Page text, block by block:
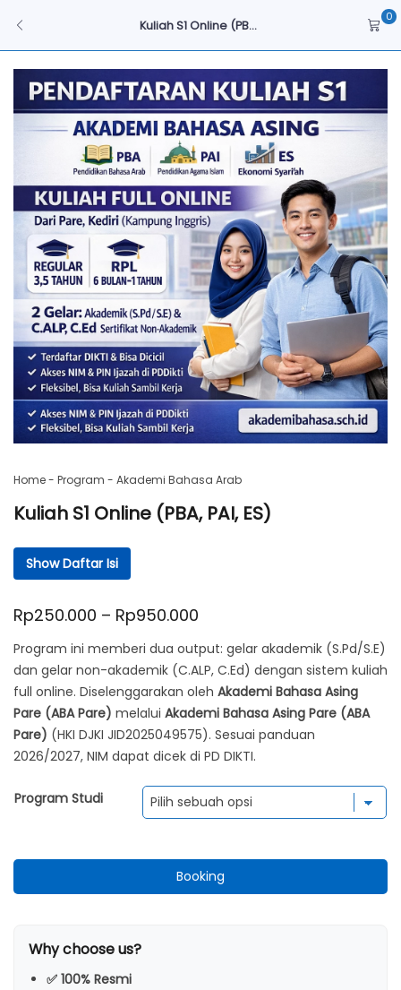
Kuliah S1 Online (PB...
0
Home- Program - Akademi Bahasa Arab
Kuliah S1 Online (PBA, PAI, ES)
Show Daftar Isi
Ringkasan Cepat Kuliah S1 Online & Jalur RPL
Mengapa Memilih Kuliah S1 di Ekosistem Kampung Inggris
Pare?
Apa Itu Program Sarjana (S1) Online di Akademi Bahasa
Asing Pare (ABA Pare)?
Pilihan Program Studi Kuliah S1 Online
Pembelajaran Lampau)
1) Jalur Regular (±3,5 Tahun)
Keistimewaan Program: Output Gelar + Sertifikat
Kompetensi
Khusus RPL
Syarat Wajib (Semua Peserta)
Rp250.000 – Rp950.000
harga:
Rp250.000
hingga
Rp950.000
Program ini memberi dua output: gelar akademik (S.Pd/S.E)
dan gelar non-akademik (C.ALP, C.Ed) dengan sistem kuliah
full online. Diselenggarakan oleh Akademi Bahasa Asing
Pare (ABA Pare) melalui Akademi Bahasa Asing Pare (ABA
Pare) (HKI DJKI JID2025049575). Sesuai panduan
2026/2027, NIM dapat dicek di PD DIKTI.
Program Studi
Booking
Why choose us?
✅ 100% Resmi